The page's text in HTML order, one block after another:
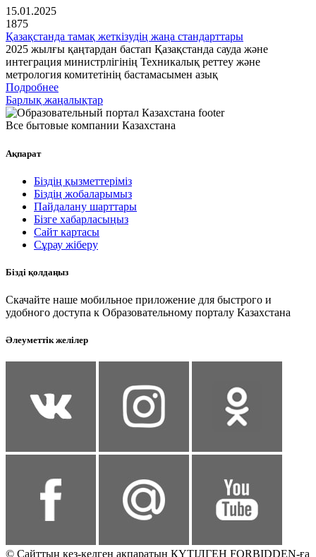
15.01.2025
1875
Қазақстанда тамақ жеткізудің жаңа стандарттары
2025 жылғы қаңтардан бастап Қазақстанда сауда және
интеграция министрлігінің Техникалық реттеу және
метрология комитетінің бастамасымен азық
Подробнее
Барлық жаңалықтар
Все бытовые компании Казахстана
Ақпарат
Біздің қызметтеріміз
Біздің жобаларымыз
Пайдалану шарттары
Бізге хабарласыңыз
Сайт картасы
Сұрау жіберу
Бізді қолдаңыз
Скачайте наше мобильное приложение для быстрого и
удобного доступа к Образовательному порталу Казахстана
Әлеуметтік желілер
© Сайттың кез-келген ақпаратын КҮТІЛГЕН FORBIDDEN-ға